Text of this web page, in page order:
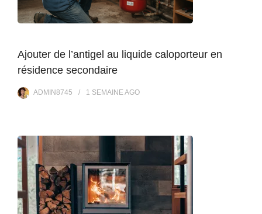
Ajouter de l’antigel au liquide caloporteur en
résidence secondaire
ADMIN8745 1 SEMAINE AGO